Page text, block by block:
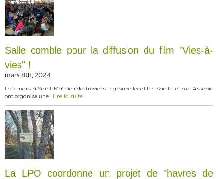
Salle comble pour la diffusion du film "Vies-à-
vies" !
mars 8th, 2024
Le 2 mars à Saint-Mathieu de Tréviers le groupe local Pic Saint-Loup et Assopic
ont organisé une Lire la suite
La LPO coordonne un projet de "havres de